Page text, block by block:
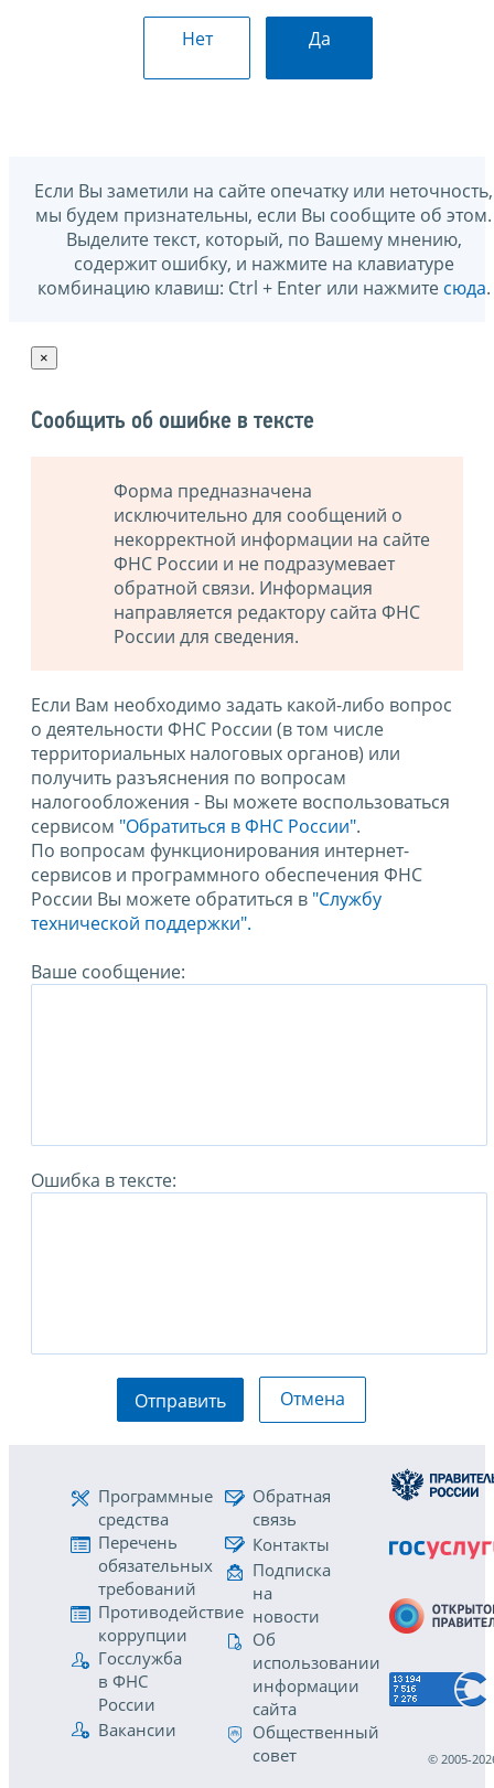
Нет Да
Если Вы заметили на сайте опечатку или неточность,
мы будем признательны, если Вы сообщите об этом.
Выделите текст, который, по Вашему мнению,
содержит ошибку, и нажмите на клавиатуре
комбинацию клавиш: Ctrl + Enter или нажмите сюда.
×
Сообщить об ошибке в тексте
Форма предназначена
исключительно для сообщений о
некорректной информации на сайте
ФНС России и не подразумевает
обратной связи. Информация
направляется редактору сайта ФНС
России для сведения.
Если Вам необходимо задать какой-либо вопрос
о деятельности ФНС России (в том числе
территориальных налоговых органов) или
получить разъяснения по вопросам
налогообложения - Вы можете воспользоваться
сервисом "Обратиться в ФНС России".
По вопросам функционирования интернет-
сервисов и программного обеспечения ФНС
России Вы можете обратиться в "Службу
технической поддержки".
Ваше сообщение:
Ошибка в тексте:
Отправить Отмена
Программные
средства
Перечень
обязательных
требований
Противодействие
коррупции
Госслужба
в ФНС
России
Вакансии
Обратная
связь
Контакты
Подписка
на
новости
Об
использовании
информации
сайта
Общественный
совет
© 2005-